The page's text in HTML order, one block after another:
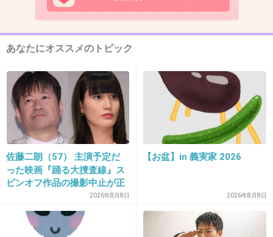
使ってるのかと思ってた
ameblo.jp
さっしーのブログ、指原莉乃オフィシャルブログ「指原クオリティー」by
Amebaです。指原莉乃オフィシャルブログ「指原クオリティー」by Ameba
AKB48さしこに作家転身のススメ 秋元氏
「何年かしたらAKB48の裏方に」 (指原莉
乃) ニュース-ORICON STYLE-
人気アイドルグループ・AKB48で人気急上昇中の“さしこ”こと指原莉乃と
あなたにオススメのトピック
佐藤二朗（57） 主演予定だ
った映画『踊る大捜査線』ス
ピンオフ作品の撮影中止が正
2026年8月8日
【お盆】in 義実家 2026
2026年8月8日